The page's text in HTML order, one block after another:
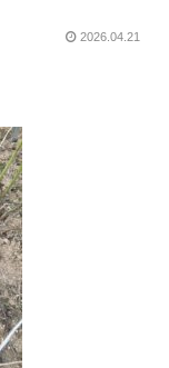
2026.04.21